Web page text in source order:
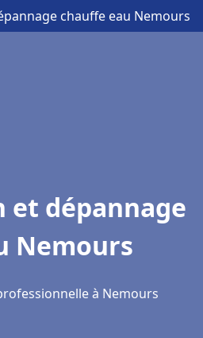
chauffe eau Nemours
dépannage
Nemours
à Nemours